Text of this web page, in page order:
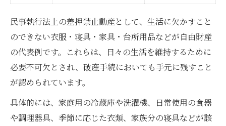
民事執行法上の差押禁止動産として、生活に欠かすこと
のできない衣服・寝具・家具・台所用品などが自由財産
の代表例です。これらは、日々の生活を維持するために
必要不可欠とされ、破産手続においても手元に残すこと
が認められています。
具体的には、家庭用の冷蔵庫や洗濯機、日常使用の食器
や調理器具、季節に応じた衣類、家族分の寝具などが該